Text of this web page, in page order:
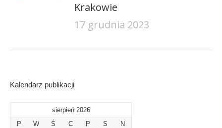
Krakowie
17 grudnia 2023
Kalendarz publikacji
sierpień 2026
P
W Ś C P S
N